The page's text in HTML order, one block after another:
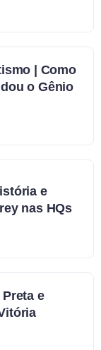
| Como
o Gênio
e
nas HQs
e